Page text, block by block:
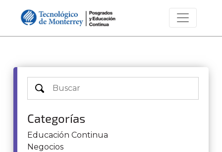
Categorías
Educación Continua
Negocios